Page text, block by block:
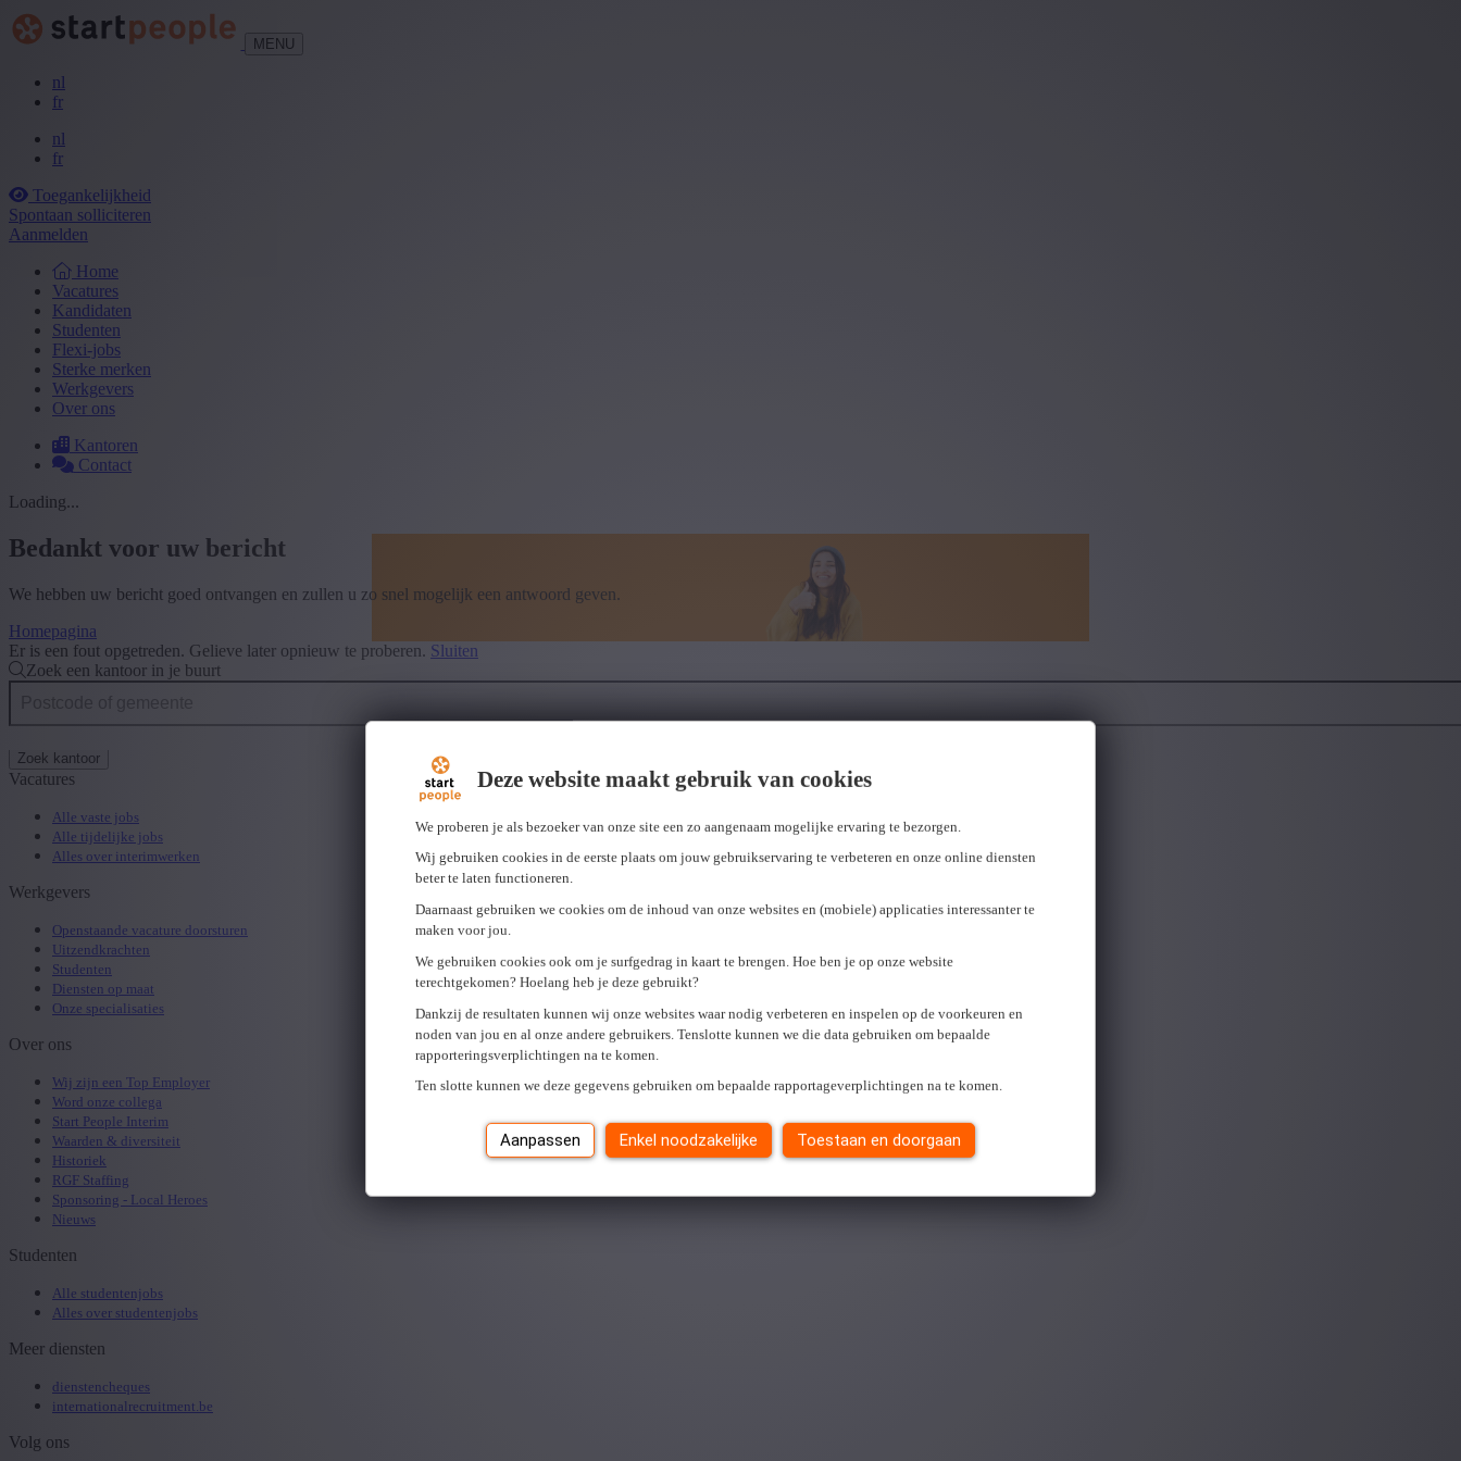
Deze website maakt gebruik van cookies
We proberen je als bezoeker van onze site een zo aangenaam mogelijke ervaring te bezorgen.
Wij gebruiken cookies in de eerste plaats om jouw gebruikservaring te verbeteren en onze online diensten
beter te laten functioneren.
Daarnaast gebruiken we cookies om de inhoud van onze websites en (mobiele) applicaties interessanter te
maken voor jou.
We gebruiken cookies ook om je surfgedrag in kaart te brengen. Hoe ben je op onze website
terechtgekomen? Hoelang heb je deze gebruikt?
Dankzij de resultaten kunnen wij onze websites waar nodig verbeteren en inspelen op de voorkeuren en
noden van jou en al onze andere gebruikers. Tenslotte kunnen we die data gebruiken om bepaalde
rapporteringsverplichtingen na te komen.
Ten slotte kunnen we deze gegevens gebruiken om bepaalde rapportageverplichtingen na te komen.
Aanpassen Enkel noodzakelijke Toestaan en doorgaan
MENU
nl
fr
nl
fr
Toegankelijkheid
Spontaan solliciteren
Aanmelden
Home
Vacatures
Kandidaten
Studenten
Flexi-jobs
Sterke merken
Werkgevers
Over ons
Kantoren
Contact
Loading...
Bedankt voor uw bericht
We hebben uw bericht goed ontvangen en zullen u zo snel mogelijk een antwoord geven.
Homepagina
Er is een fout opgetreden. Gelieve later opnieuw te proberen. Sluiten
Zoek een kantoor in je buurt
Zoek kantoor
Vacatures
Alle vaste jobs
Alle tijdelijke jobs
Alles over interimwerken
Werkgevers
Openstaande vacature doorsturen
Uitzendkrachten
Studenten
Diensten op maat
Onze specialisaties
Over ons
Wij zijn een Top Employer
Word onze collega
Start People Interim
Waarden & diversiteit
Historiek
RGF Staffing
Sponsoring - Local Heroes
Nieuws
Studenten
Alle studentenjobs
Alles over studentenjobs
Meer diensten
dienstencheques
internationalrecruitment.be
Volg ons